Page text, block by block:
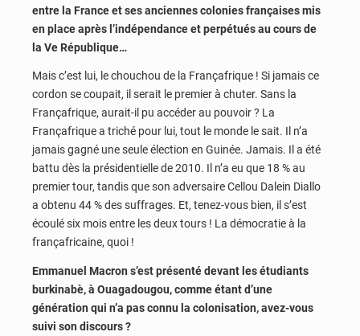
entre la France et ses anciennes colonies françaises mis
en place après l’indépendance et perpétués au cours de
la Ve République…
Mais c’est lui, le chouchou de la Françafrique ! Si jamais ce
cordon se coupait, il serait le premier à chuter. Sans la
Françafrique, aurait-il pu accéder au pouvoir ? La
Françafrique a triché pour lui, tout le monde le sait. Il n’a
jamais gagné une seule élection en Guinée. Jamais. Il a été
battu dès la présidentielle de 2010. Il n’a eu que 18 % au
premier tour, tandis que son adversaire Cellou Dalein Diallo
a obtenu 44 % des suffrages. Et, tenez-vous bien, il s’est
écoulé six mois entre les deux tours ! La démocratie à la
françafricaine, quoi !
Emmanuel Macron s’est présenté devant les étudiants
burkinabè, à Ouagadougou, comme étant d’une
génération qui n’a pas connu la colonisation, avez-vous
suivi son discours ?